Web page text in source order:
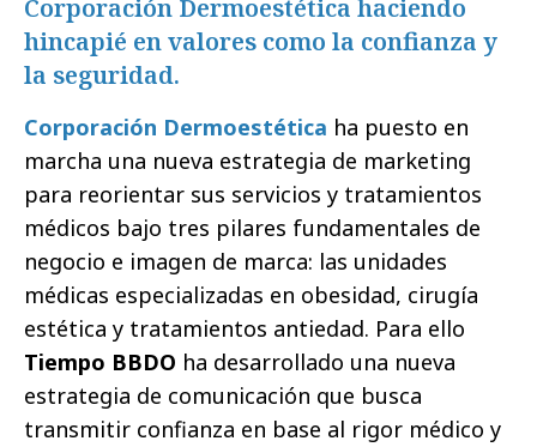
Corporación Dermoestética haciendo
hincapié en valores como la confianza y
la seguridad.
Corporación Dermoestética ha puesto en
marcha una nueva estrategia de marketing
para reorientar sus servicios y tratamientos
médicos bajo tres pilares fundamentales de
negocio e imagen de marca: las unidades
médicas especializadas en obesidad, cirugía
estética y tratamientos antiedad. Para ello
Tiempo BBDO ha desarrollado una nueva
estrategia de comunicación que busca
transmitir confianza en base al rigor médico y